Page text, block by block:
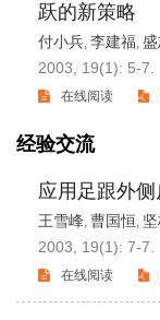
跃的新策略
付小兵, 李建福,
2003, 19(1): 5-7.
在线阅读
经验交流
应用足跟外
王雪峰, 曹国恒,
2003, 19(1): 7-7.
在线阅读